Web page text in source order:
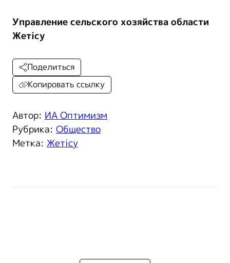
Управление сельского хозяйства области
Жетісу
Автор: ИА Оптимизм
Рубрика: Общество
Метка: Жетісу
Поделиться
Копировать ссылку